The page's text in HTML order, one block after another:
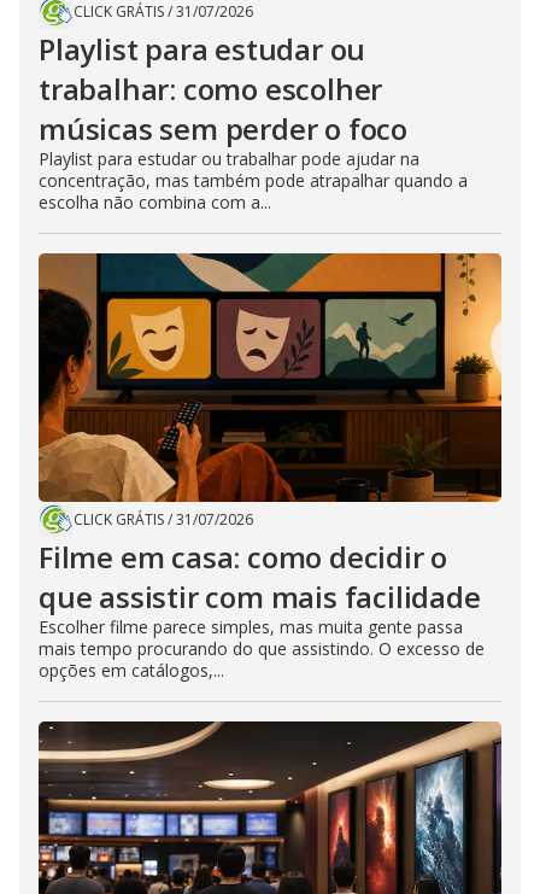
CLICK GRÁTIS/31/07/2026
Playlist para estudar ou
trabalhar: como escolher
músicas sem perder o foco
Playlist para estudar ou trabalhar pode ajudar na
concentração, mas também pode atrapalhar quando a
escolha não combina com a...
CLICK GRÁTIS/31/07/2026
Filme em casa: como decidir o
que assistir com mais facilidade
Escolher filme parece simples, mas muita gente passa
mais tempo procurando do que assistindo. O excesso de
opções em catálogos,...